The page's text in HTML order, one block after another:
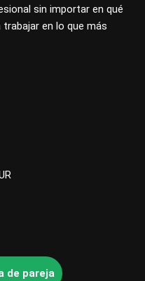
sin importar en qué
en lo que más
de pareja